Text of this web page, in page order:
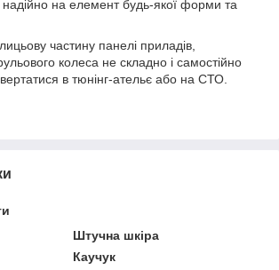
надійно на елемент будь-якої форми та
частину панелі приладів,
колеса не складно і самостійно
в тюнінг-ательє або на СТО.
Штучна шкіра
Каучук